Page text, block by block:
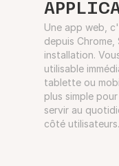
Une app web,
depuis Chrome,
installation.
utilisable
tablette ou
plus simple
servir au
côté utilisateurs.